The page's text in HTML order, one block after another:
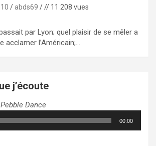
abds69
// 11 208 vues
par Lyon; quel plaisir de se mêler a
acclamer l’Américain;…
j’écoute
Pebble Dance
00:00